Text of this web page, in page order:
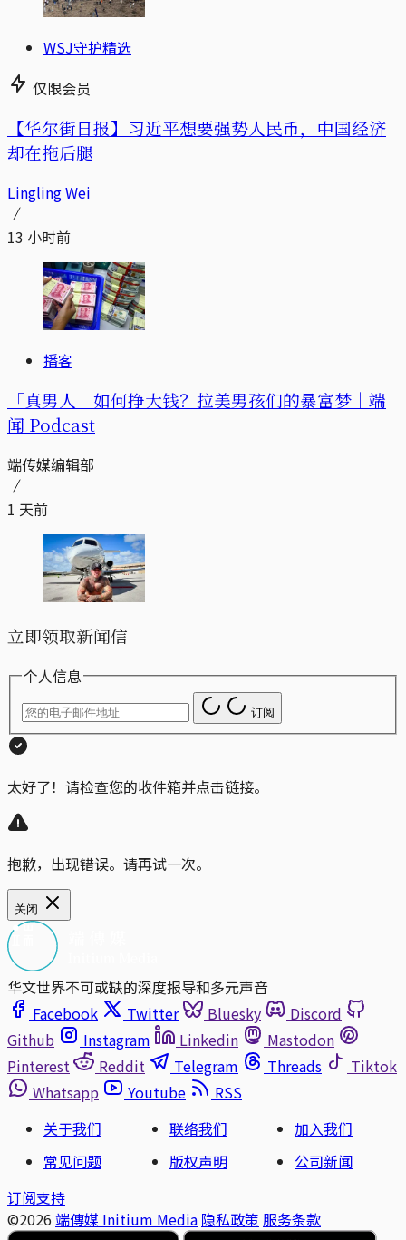
WSJ守护精选
仅限会员
【华尔街日报】习近平想要强势人民币，中国经济
却在拖后腿
Lingling Wei
13 小时前
播客
「真男人」如何挣大钱？拉美男孩们的暴富梦｜端
闻 Podcast
端传媒编辑部
1 天前
立即领取新闻信
个人信息
订阅
太好了！请检查您的收件箱并点击链接。
抱歉，出现错误。请再试一次。
关闭
华文世界不可或缺的深度报导和多元声音
Facebook
Twitter Bluesky
Discord
Github
Instagram Linkedin
Mastodon
Pinterest
Reddit Telegram Threads
Tiktok
Whatsapp
Youtube
RSS
关于我们
联络我们
加入我们
常见问题
版权声明
公司新闻
订阅支持
©2026 端傳媒 Initium Media 隐私政策 服务条款